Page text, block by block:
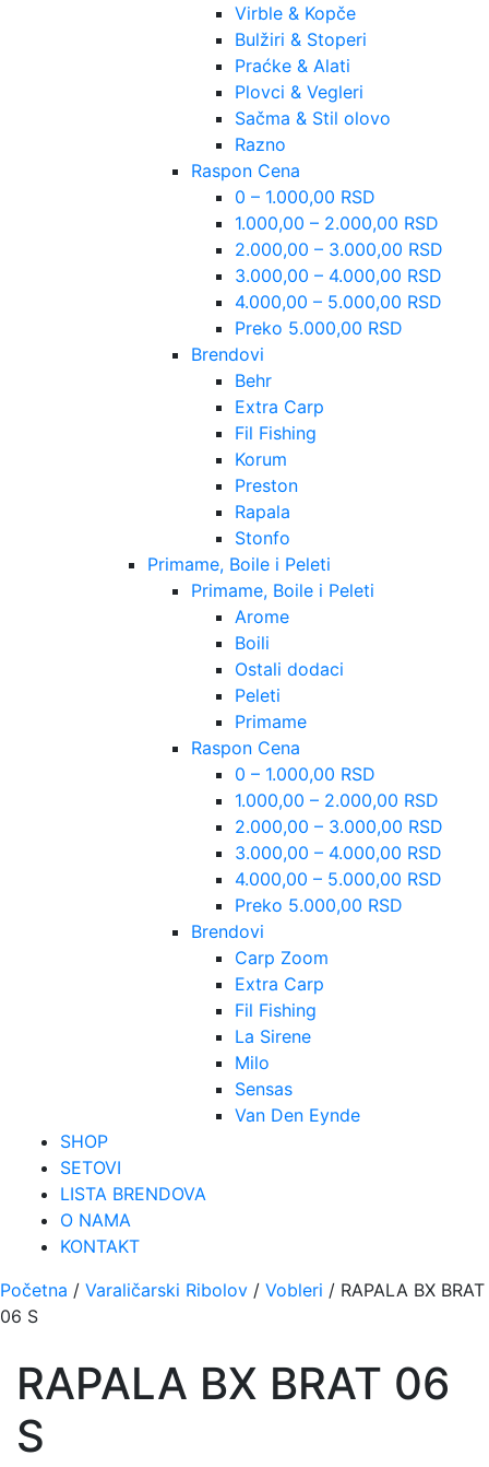
Virble & Kopče
Bulžiri & Stoperi
Praćke & Alati
Plovci & Vegleri
Sačma & Stil olovo
Razno
Raspon Cena
0 – 1.000,00 RSD
1.000,00 – 2.000,00 RSD
2.000,00 – 3.000,00 RSD
3.000,00 – 4.000,00 RSD
4.000,00 – 5.000,00 RSD
Preko 5.000,00 RSD
Brendovi
Behr
Extra Carp
Fil Fishing
Korum
Preston
Rapala
Stonfo
Primame, Boile i Peleti
Primame, Boile i Peleti
Arome
Boili
Ostali dodaci
Peleti
Primame
Raspon Cena
0 – 1.000,00 RSD
1.000,00 – 2.000,00 RSD
2.000,00 – 3.000,00 RSD
3.000,00 – 4.000,00 RSD
4.000,00 – 5.000,00 RSD
Preko 5.000,00 RSD
Brendovi
Carp Zoom
Extra Carp
Fil Fishing
La Sirene
Milo
Sensas
Van Den Eynde
SHOP
SETOVI
LISTA BRENDOVA
O NAMA
KONTAKT
Početna / Varaličarski Ribolov / Vobleri / RAPALA BX BRAT
06 S
RAPALA BX BRAT 06
S